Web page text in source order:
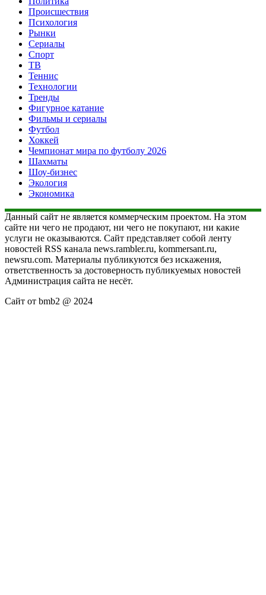
Происшествия
Психология
Рынки
Сериалы
Спорт
ТВ
Теннис
Технологии
Тренды
Фигурное катание
Фильмы и сериалы
Футбол
Хоккей
Чемпионат мира по футболу 2026
Шахматы
Шоу-бизнес
Экология
Экономика
Данный сайт не является коммерческим проектом. На этом
сайте ни чего не продают, ни чего не покупают, ни какие
услуги не оказываются. Сайт представляет собой ленту
новостей RSS канала news.rambler.ru, kommersant.ru,
newsru.com. Материалы публикуются без искажения,
ответственность за достоверность публикуемых новостей
Администрация сайта не несёт.
Сайт от bmb2 @ 2024